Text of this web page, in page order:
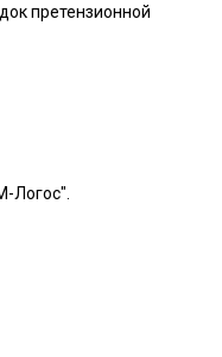
претензионной
Логос".